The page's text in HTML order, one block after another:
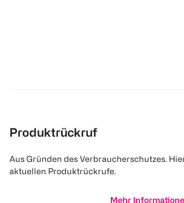
Produktrückruf
Aus Gründen des Verbraucherschutzes.
aktuellen Produktrückrufe.
Mehr